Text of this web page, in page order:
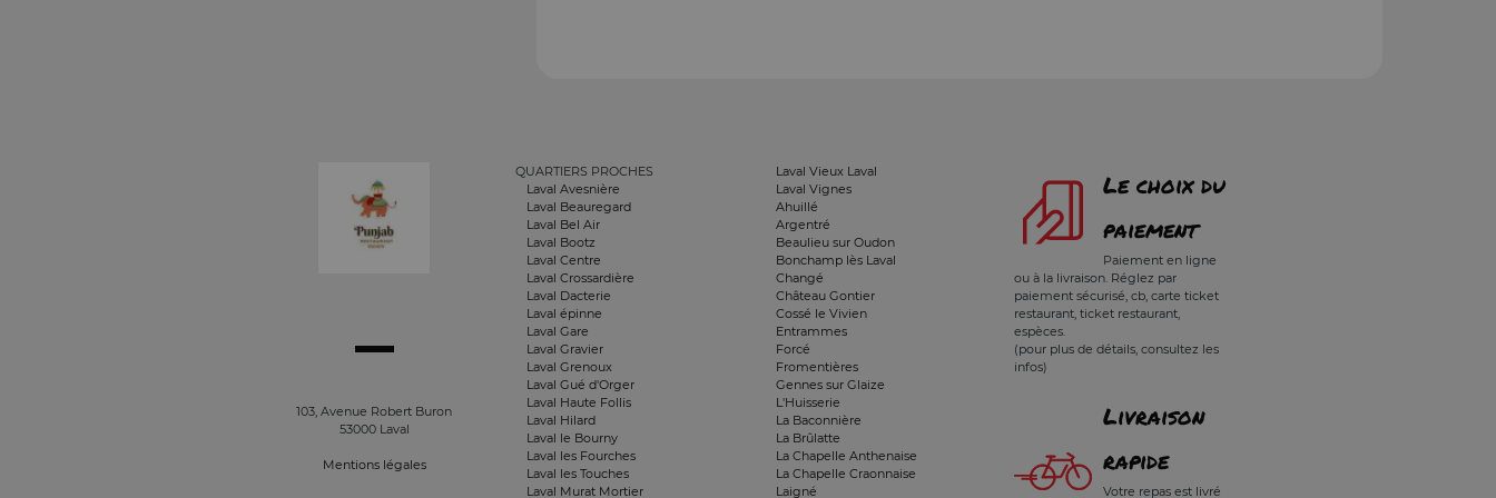
103, Avenue Robert Buron
53000 Laval
Mentions légales
QUARTIERS PROCHES
Laval Avesnière
Laval Beauregard
Laval Bel Air
Laval Bootz
Laval Centre
Laval Crossardière
Laval Dacterie
Laval épinne
Laval Gare
Laval Gravier
Laval Grenoux
Laval Gué d'Orger
Laval Haute Follis
Laval Hilard
Laval le Bourny
Laval les Fourches
Laval les Touches
Laval Murat Mortier
Laval Vieux Laval
Laval Vignes
Ahuillé
Argentré
Beaulieu sur Oudon
Bonchamp lès Laval
Changé
Château Gontier
Cossé le Vivien
Entrammes
Forcé
Fromentières
Gennes sur Glaize
L'Huisserie
La Baconnière
La Brûlatte
La Chapelle Anthenaise
La Chapelle Craonnaise
Laigné
Le choix du
paiement
Paiement en ligne
ou à la livraison. Réglez par
paiement sécurisé, cb, carte ticket
restaurant, ticket restaurant,
espèces.
(pour plus de détails, consultez les
infos)
Livraison
rapide
Votre repas est livré